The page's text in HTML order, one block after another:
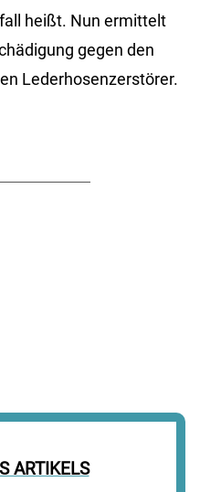
ARTIKELS
heißt. Nun ermittelt
gegen den
Lederhosenzerstörer.